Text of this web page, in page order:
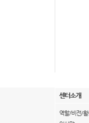
센터소개
역할/비전/활